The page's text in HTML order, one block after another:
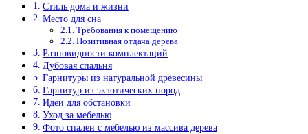
Стиль дома и жизни
Место для сна
Требования к помещению
Позитивная отдача дерева
Разновидности комплектаций
Дубовая спальня
Гарнитуры из натуральной древесины
Гарнитур из экзотических пород
Идеи для обстановки
Уход за мебелью
Фото спален с мебелью из массива дерева